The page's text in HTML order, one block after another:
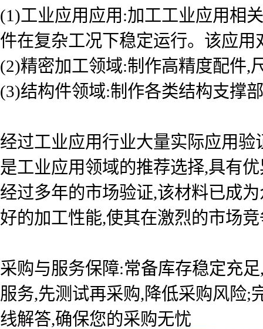
(1)工业应用应用:加工工业应用相
件在复杂工况下稳定运行。该应
(2)精密加工领域:制作高精度配件,
(3)结构件领域:制作各类结构支撑
经过工业应用行业大量实际应用
是工业应用领域的推荐选择,具有
经过多年的市场验证,该材料已成
好的加工性能,使其在激烈的市场
采购与服务保障:常备库存稳定充
服务,先测试再采购,降低采购风险;
线解答,确保您的采购无忧